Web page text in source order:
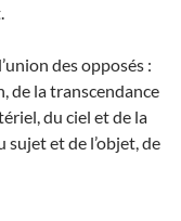
des opposés :
de la transcendance
du ciel et de la
sujet et de l’objet, de